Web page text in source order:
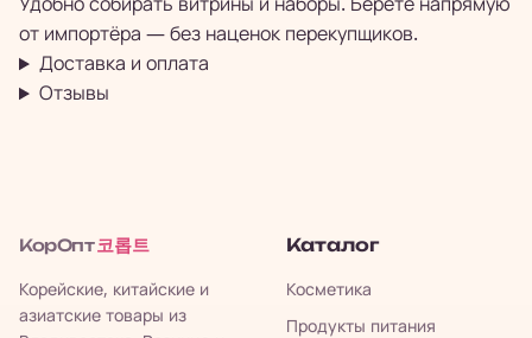
от импортёра — без наценок перекупщиков.
Доставка и оплата
Отзывы
КорОпт 코롭트
Корейские, китайские и
азиатские товары из
Каталог
Косметика
Продукты питания